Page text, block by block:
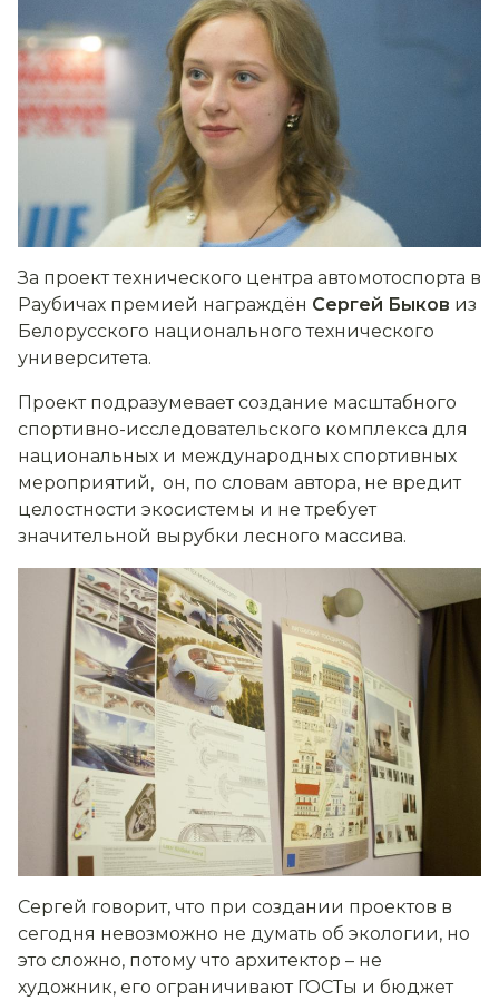
За проект технического центра автомотоспорта в
Раубичах премией награждён Сергей Быков из
Белорусского национального технического
университета.
Проект подразумевает создание масштабного
спортивно-исследовательского комплекса для
национальных и международных спортивных
мероприятий, он, по словам автора, не вредит
целостности экосистемы и не требует
значительной вырубки лесного массива.
Сергей говорит, что при создании проектов в
сегодня невозможно не думать об экологии, но
это сложно, потому что архитектор – не
художник, его ограничивают ГОСТы и бюджет